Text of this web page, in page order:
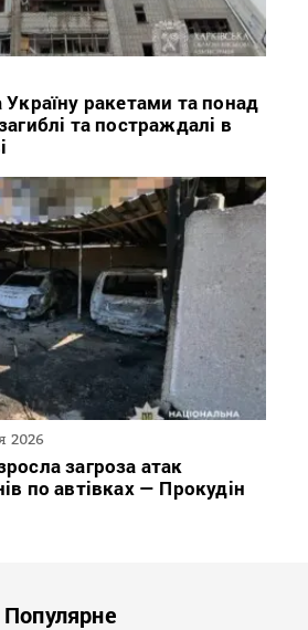
Україну ракетами та понад
та постраждалі в
2026
загроза атак
по автівках — Прокудін
Популярне